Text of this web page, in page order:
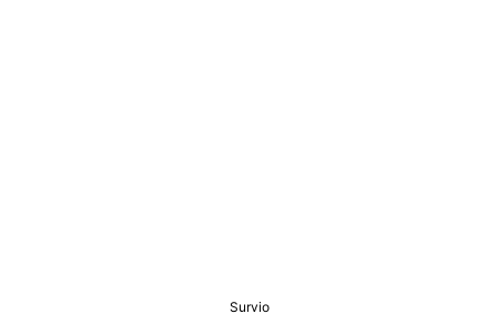
Survio